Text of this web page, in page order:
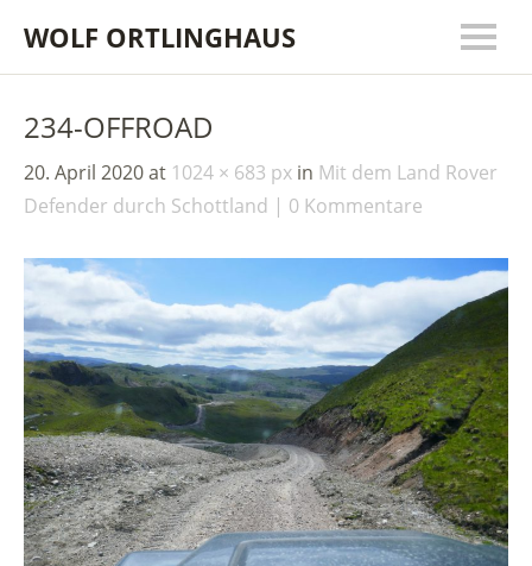
WOLF ORTLINGHAUS
234-OFFROAD
20. April 2020at 1024 × 683 px in Mit dem Land Rover
Defender durch Schottland
0 Kommentare